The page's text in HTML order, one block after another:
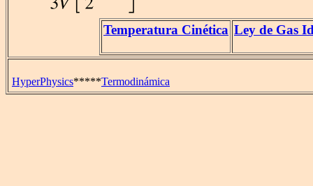
Temperatura Cinética Ley de Gas
HyperPhysics*****Termodinámica